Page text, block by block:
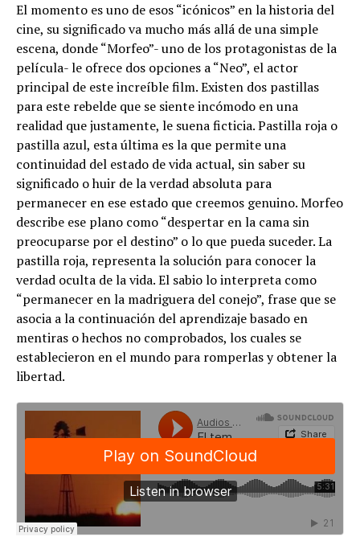
El momento es uno de esos “icónicos” en la historia del
cine, su significado va mucho más allá de una simple
escena, donde “Morfeo”- uno de los protagonistas de la
película- le ofrece dos opciones a “Neo”, el actor
principal de este increíble film. Existen dos pastillas
para este rebelde que se siente incómodo en una
realidad que justamente, le suena ficticia. Pastilla roja o
pastilla azul, esta última es la que permite una
continuidad del estado de vida actual, sin saber su
significado o huir de la verdad absoluta para
permanecer en ese estado que creemos genuino. Morfeo
describe ese plano como “despertar en la cama sin
preocuparse por el destino” o lo que pueda suceder. La
pastilla roja, representa la solución para conocer la
verdad oculta de la vida. El sabio lo interpreta como
“permanecer en la madriguera del conejo”, frase que se
asocia a la continuación del aprendizaje basado en
mentiras o hechos no comprobados, los cuales se
establecieron en el mundo para romperlas y obtener la
libertad.